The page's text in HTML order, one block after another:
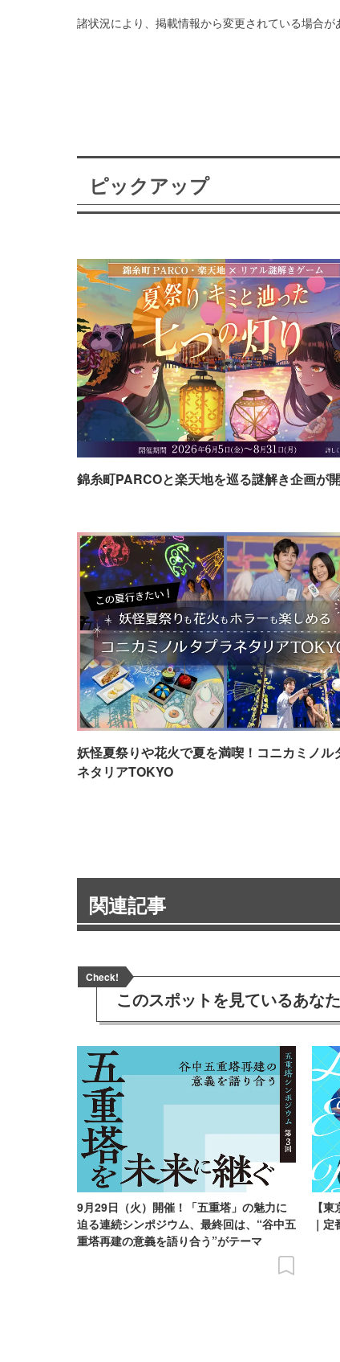
諸状況により、掲載情報から変更されている場合
ピックアップ
錦糸町PARCOと楽天地を巡る謎解き企画が
妖怪夏祭りや花火で夏を満喫！コニカミノル
ネタリアTOKYO
関連記事
Check!
このスポットを見ているあな
9月29日（火）開催！「五重塔」の魅力に
迫る連続シンポジウム、最終回は、“谷中五
重塔再建の意義を語り合う”がテーマ
【
｜